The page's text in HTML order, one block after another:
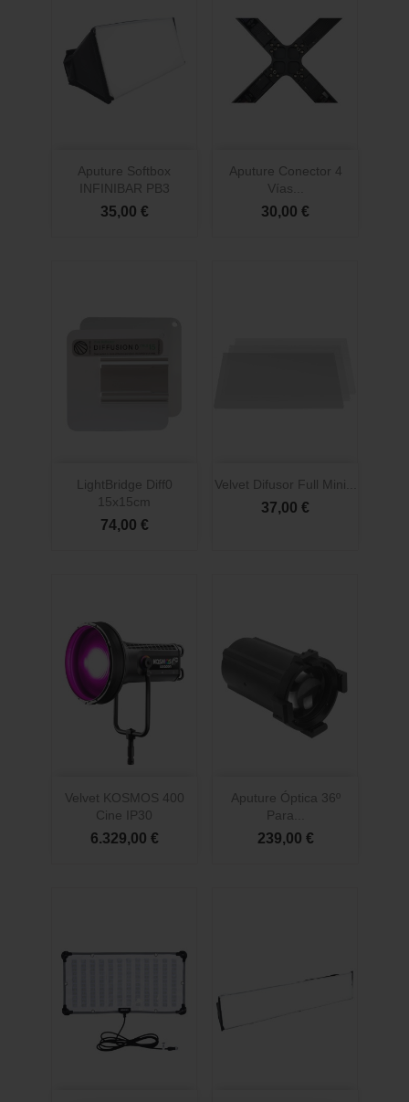
Aputure Softbox
INFINIBAR PB3
35,00 €
Aputure Conector 4
Vías...
30,00 €
LightBridge Diff0
15x15cm
74,00 €
Velvet Difusor Full Mini...
37,00 €
Velvet KOSMOS 400
Cine IP30
6.329,00 €
Aputure Óptica 36º
Para...
239,00 €